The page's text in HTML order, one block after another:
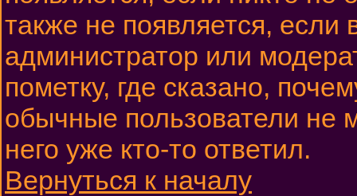
также не появляется,
администратор или
пометку, где сказано,
обычные пользователи не
него уже кто-то ответил.
Вернуться к началу